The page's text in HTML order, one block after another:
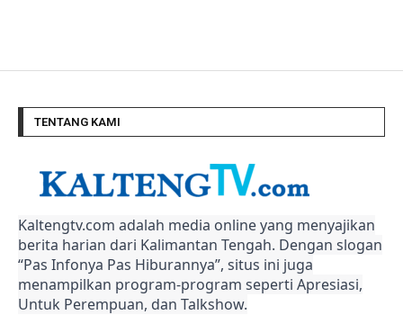
TENTANG KAMI
Kaltengtv.com adalah media online yang menyajikan
berita harian dari Kalimantan Tengah. Dengan slogan
“Pas Infonya Pas Hiburannya”, situs ini juga
menampilkan program-program seperti Apresiasi,
Untuk Perempuan, dan Talkshow.